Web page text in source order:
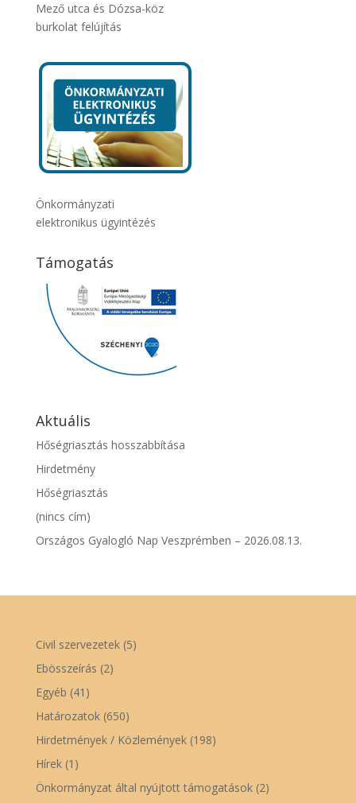
Mező utca és Dózsa-köz
burkolat felújítás
Önkormányzati
elektronikus ügyintézés
Támogatás
Aktuális
Hőségriasztás hosszabbítása
Hirdetmény
Hőségriasztás
(nincs cím)
Országos Gyalogló Nap Veszprémben – 2026.08.13.
Civil szervezetek(5)
Ebösszeírás (2)
Egyéb (41)
Határozatok(650)
Hirdetmények / Közlemények(198)
Hírek(1)
Önkormányzat által nyújtott támogatások(2)